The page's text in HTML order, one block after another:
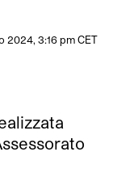
→
2024, 3:16 pm CET